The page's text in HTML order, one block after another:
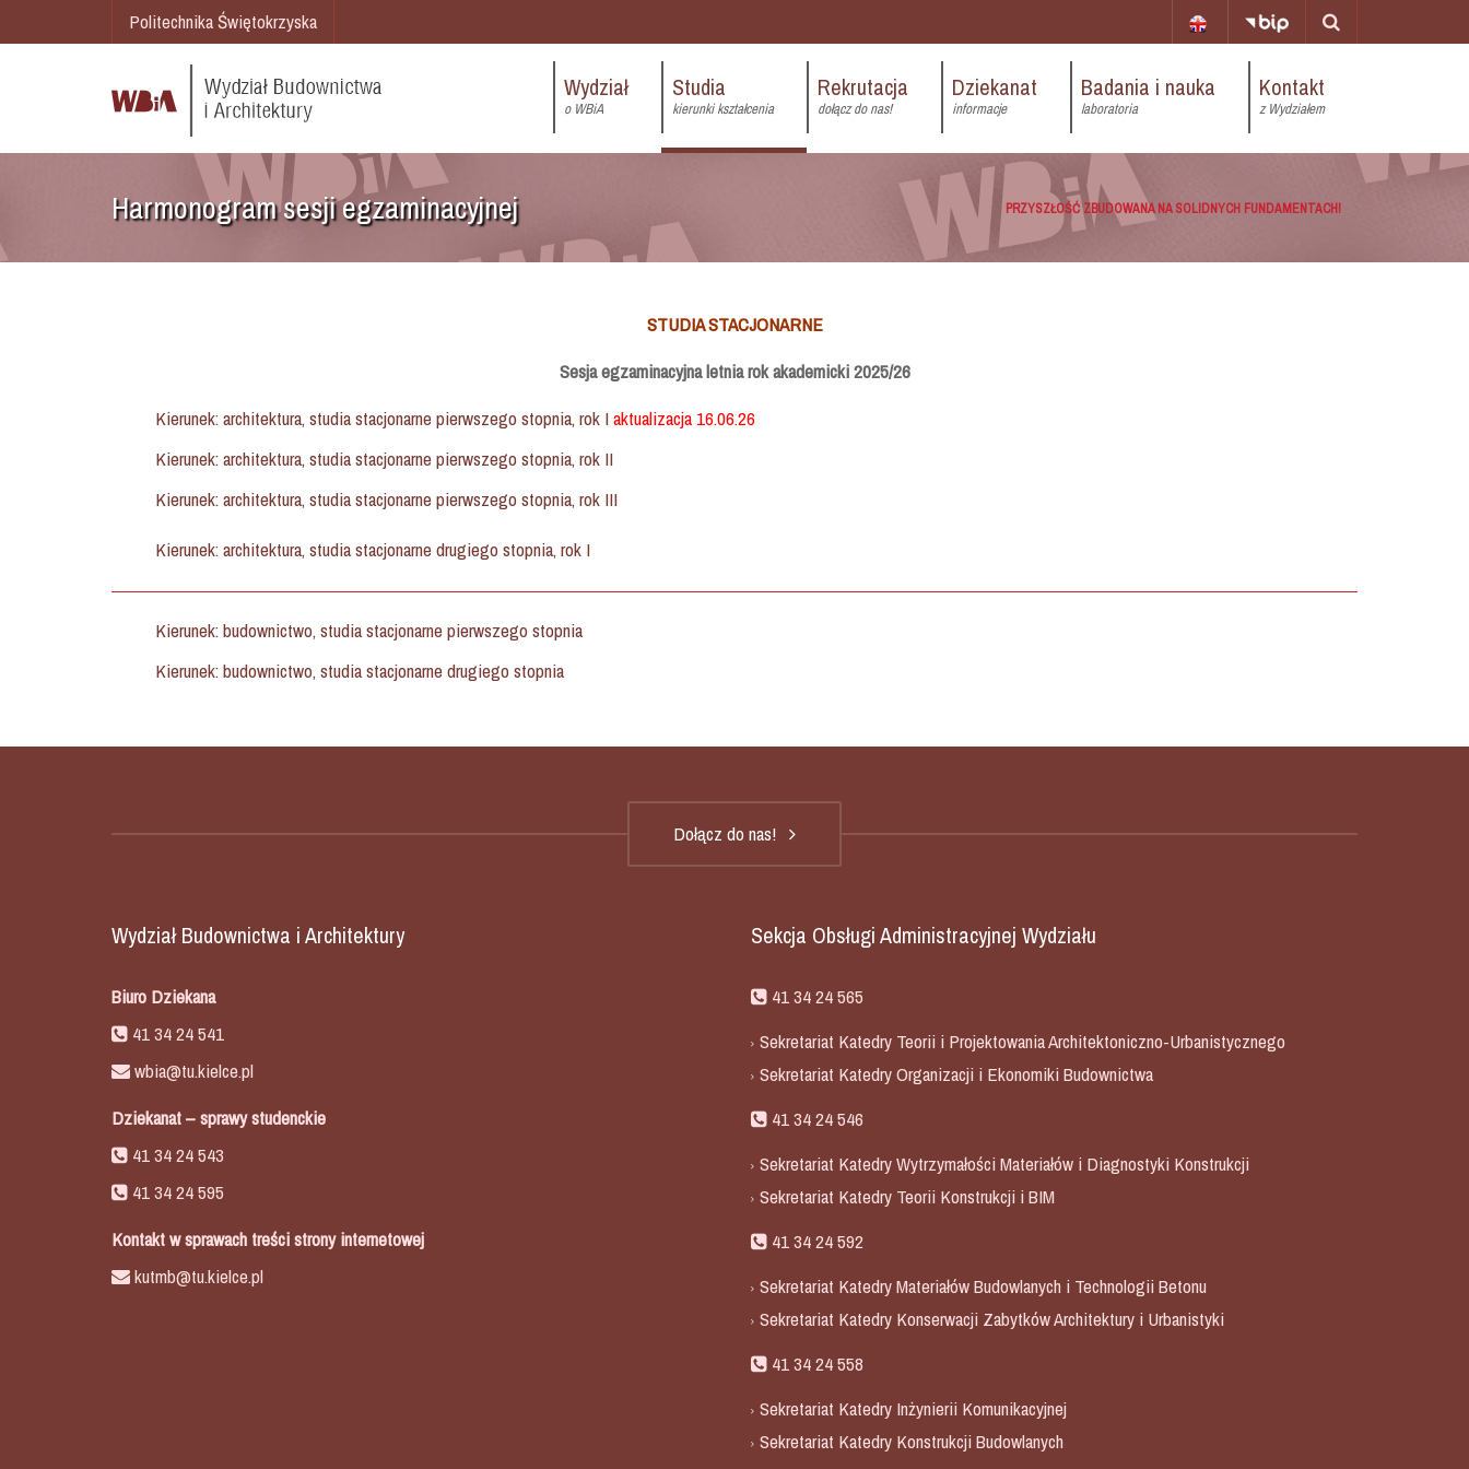
Politechnika Świętokrzyska
Wydział
o WBiA
Studia
kierunki kształcenia
Rekrutacja
dołącz do nas!
Dziekanat
informacje
Badania i nauka
laboratoria
Kontakt
z Wydziałem
Harmonogram sesji egzaminacyjnej PRZYSZŁOŚĆ ZBUDOWANA NA SOLIDNYCH FUNDAMENTACH!
STUDIA STACJONARNE
Sesja egzaminacyjna letnia rok akademicki 2025/26
Kierunek: architektura, studia stacjonarne pierwszego stopnia, rok Iaktualizacja 16.06.26
Kierunek: architektura, studia stacjonarne pierwszego stopnia, rok II
Kierunek: architektura, studia stacjonarne pierwszego stopnia, rok III
Kierunek: architektura, studia stacjonarne drugiego stopnia, rok I
Kierunek: budownictwo, studia stacjonarne pierwszego stopnia
Kierunek: budownictwo, studia stacjonarne drugiego stopnia
Dołącz do nas!
Wydział Budownictwa i Architektury
Biuro Dziekana
41 34 24 541
wbia@tu.kielce.pl
Dziekanat – sprawy studenckie
41 34 24 543
41 34 24 595
Kontakt w sprawach treści strony internetowej
kutmb@tu.kielce.pl
Sekcja Obsługi Administracyjnej Wydziału
41 34 24 565
Sekretariat Katedry Teorii i Projektowania Architektoniczno-Urbanistycznego
Sekretariat Katedry Organizacji i Ekonomiki Budownictwa
41 34 24 546
Sekretariat Katedry Wytrzymałości Materiałów i Diagnostyki Konstrukcji
Sekretariat Katedry Teorii Konstrukcji i BIM
41 34 24 592
Sekretariat Katedry Materiałów Budowlanych i Technologii Betonu
Sekretariat Katedry Konserwacji Zabytków Architektury i Urbanistyki
41 34 24 558
Sekretariat Katedry Inżynierii Komunikacyjnej
Sekretariat Katedry Konstrukcji Budowlanych